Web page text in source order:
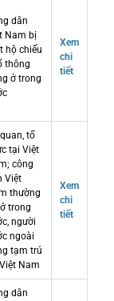
dân
Nam bị
hộ chiếu
thông
ở trong
Xem
chi
tiết
tổ
tại Việt
công
Việt
thường
trong
người
ngoài
tạm trú
Nam
Xem
chi
tiết
dân